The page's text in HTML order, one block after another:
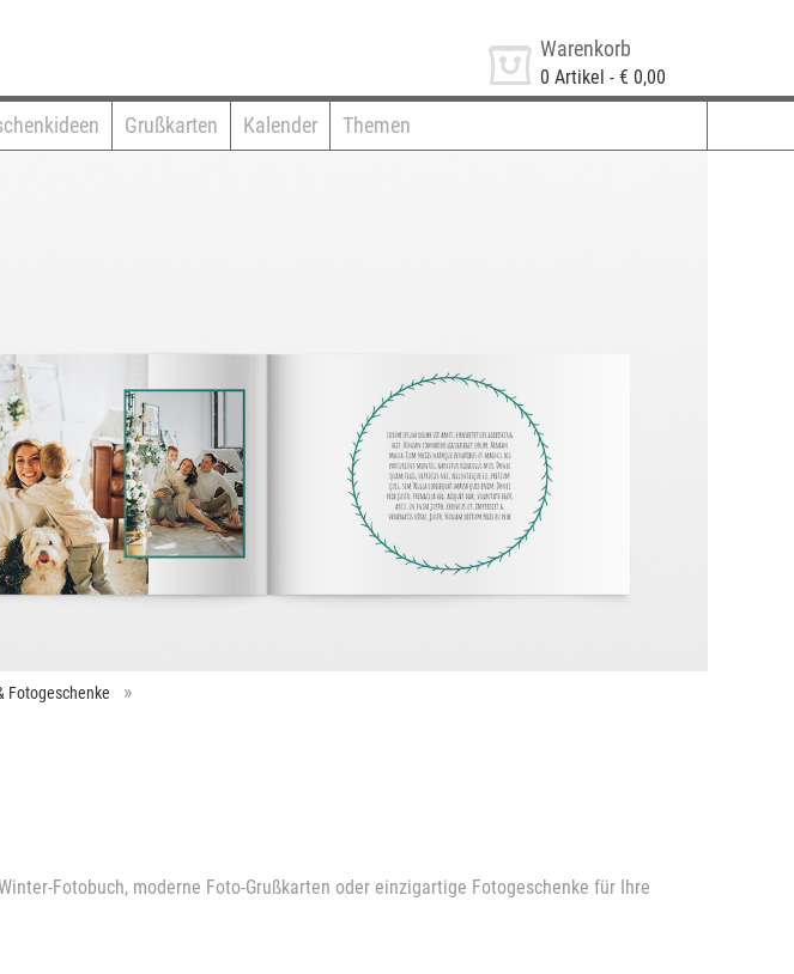
Warenkorb
0 Artikel - € 0,00
Grußkarten Kalender Themen
Fotogeschenke
Fotobuch, moderne Foto-Grußkarten oder einzigartige Fotogeschenke für Ihre